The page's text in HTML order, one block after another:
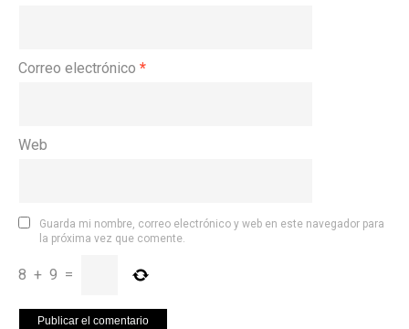
Correo electrónico *
Web
Guarda mi nombre, correo electrónico y web en este navegador para
la próxima vez que comente.
8 + 9 =